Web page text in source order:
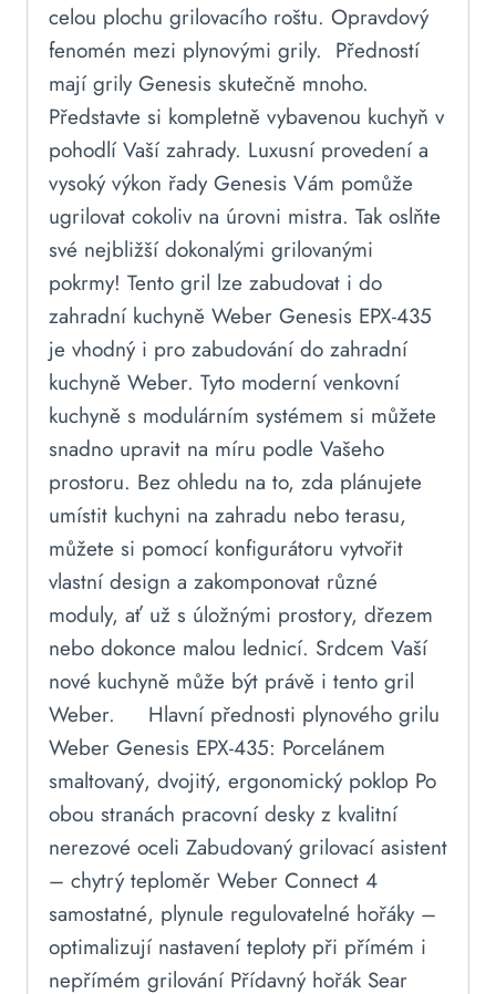
celou plochu grilovacího roštu. Opravdový
fenomén mezi plynovými grily. Předností
mají grily Genesis skutečně mnoho.
Představte si kompletně vybavenou kuchyň v
pohodlí Vaší zahrady. Luxusní provedení a
vysoký výkon řady Genesis Vám pomůže
ugrilovat cokoliv na úrovni mistra. Tak oslňte
své nejbližší dokonalými grilovanými
pokrmy! Tento gril lze zabudovat i do
zahradní kuchyně Weber Genesis EPX-435
je vhodný i pro zabudování do zahradní
kuchyně Weber. Tyto moderní venkovní
kuchyně s modulárním systémem si můžete
snadno upravit na míru podle Vašeho
prostoru. Bez ohledu na to, zda plánujete
umístit kuchyni na zahradu nebo terasu,
můžete si pomocí konfigurátoru vytvořit
vlastní design a zakomponovat různé
moduly, ať už s úložnými prostory, dřezem
nebo dokonce malou lednicí. Srdcem Vaší
nové kuchyně může být právě i tento gril
Weber. Hlavní přednosti plynového grilu
Weber Genesis EPX-435: Porcelánem
smaltovaný, dvojitý, ergonomický poklop Po
obou stranách pracovní desky z kvalitní
nerezové oceli Zabudovaný grilovací asistent
– chytrý teploměr Weber Connect 4
samostatné, plynule regulovatelné hořáky –
optimalizují nastavení teploty při přímém i
nepřímém grilování Přídavný hořák Sear